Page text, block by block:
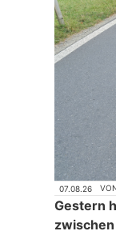
07.08.26
Gestern